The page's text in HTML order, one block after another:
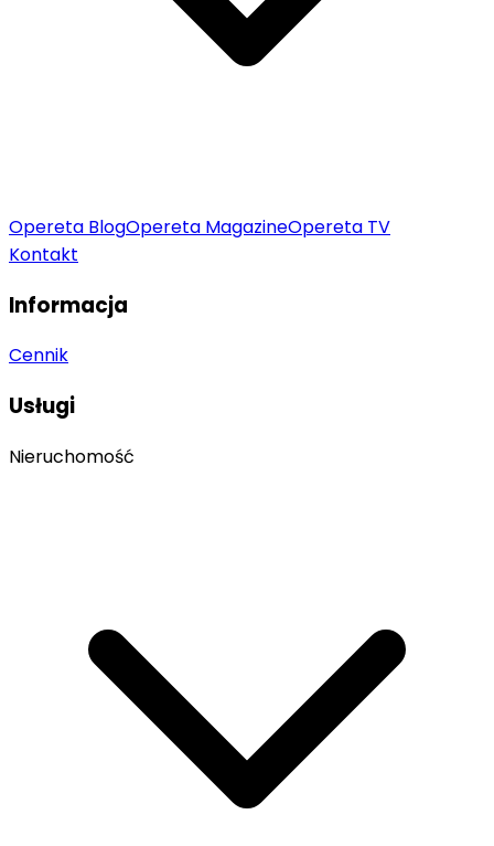
Opereta BlogOpereta MagazineOpereta TV
Kontakt
Informacja
Cennik
Usługi
Nieruchomość